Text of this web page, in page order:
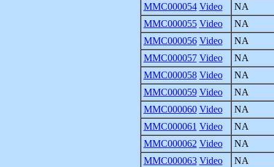
MMC000054 Video
NA
MMC000055 Video
NA
MMC000056 Video
NA
MMC000057 Video
NA
MMC000058 Video
NA
MMC000059 Video
NA
MMC000060 Video
NA
MMC000061 Video
NA
MMC000062 Video
NA
MMC000063 Video
NA